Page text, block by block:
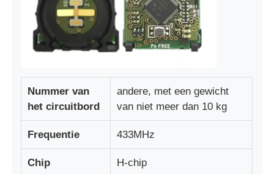
Nummer van
het circuitbord
andere, met een gewicht
van niet meer dan 10 kg
Frequentie 433MHz
Chip H-chip